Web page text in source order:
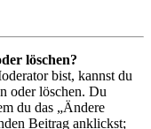
löschen?
bist, kannst du
oder löschen. Du
du das „Ändere
Beitrag anklickst;